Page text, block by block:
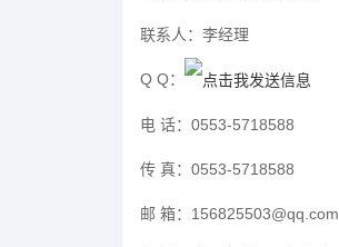
联系人： 李经理
Q Q：
电 话： 0553-5718588
传 真： 0553-5718588
邮 箱： 156825503@qq.com